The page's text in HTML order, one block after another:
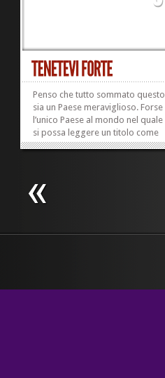
Penso che tutto sommato questo
sia un Paese meraviglioso. Forse
l’unico Paese al mondo nel quale
si possa leggere un titolo come
questo, che appartiene a un take
Eccolo. «RIFORME: BERLUSCONI-
VELTRONI, SCONTRO SUL...